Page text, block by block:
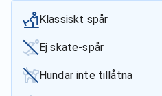
Klassiskt spår
Ej skate-spår
Hundar inte tillåtna